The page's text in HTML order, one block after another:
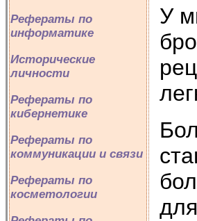
Рефераты по
информатике
Исторические
личности
Рефераты по
кибернетике
Рефераты по
коммуникации и связи
Рефераты по
косметологии
У